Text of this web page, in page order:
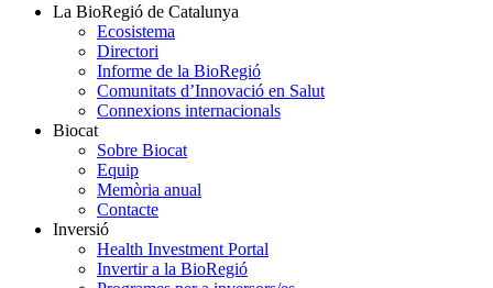
La BioRegió de Catalunya
Ecosistema
Directori
Informe de la BioRegió
Comunitats d’Innovació en Salut
Connexions internacionals
Biocat
Sobre Biocat
Equip
Memòria anual
Contacte
Inversió
Health Investment Portal
Invertir a la BioRegió